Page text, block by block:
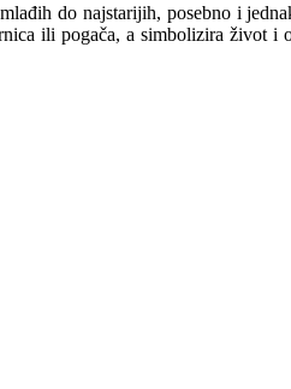
do najstarijih, posebno i
ili pogača, a simbolizira život i